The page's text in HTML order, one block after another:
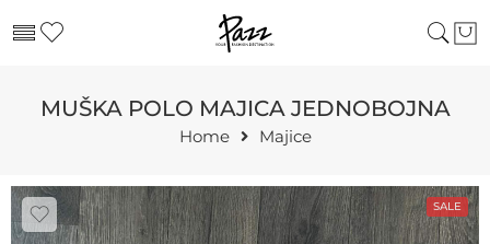
MUŠKA POLO MAJICA JEDNOBOJNA
Home Majice
SALE